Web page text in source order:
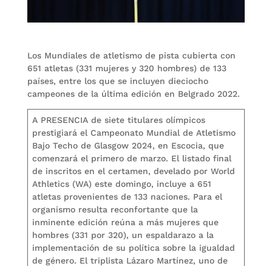
Los Mundiales de atletismo de pista cubierta con
651 atletas (331 mujeres y 320 hombres) de 133
países, entre los que se incluyen dieciocho
campeones de la última edición en Belgrado 2022.
A PRESENCIA de siete titulares olímpicos
prestigiará el Campeonato Mundial de Atletismo
Bajo Techo de Glasgow 2024, en Escocia, que
comenzará el primero de marzo. El listado final
de inscritos en el certamen, develado por World
Athletics (WA) este domingo, incluye a 651
atletas provenientes de 133 naciones. Para el
organismo resulta reconfortante que la
inminente edición reúna a más mujeres que
hombres (331 por 320), un espaldarazo a la
implementación de su política sobre la igualdad
de género. El triplista Lázaro Martínez, uno de